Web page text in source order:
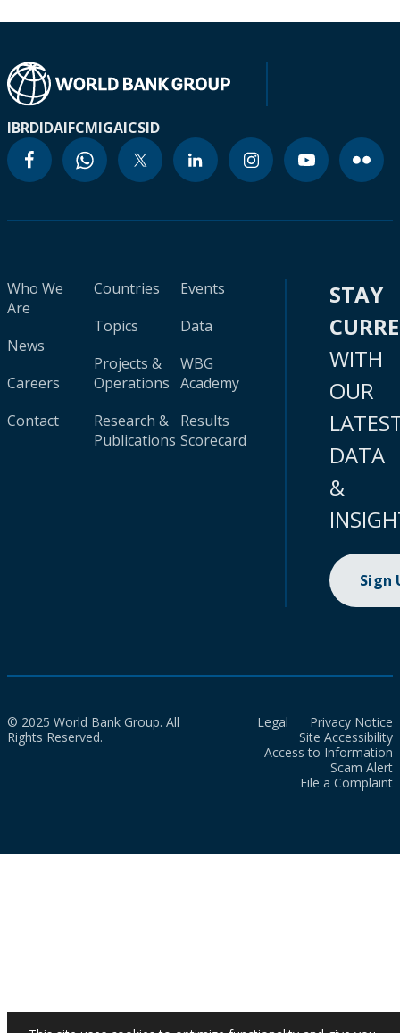
IBRDIDAIFCMIGAICSID
Who We
Are
News
Careers
Contact
Countries
Topics
Projects &
Operations
Research &
Publications
Events
Data
WBG
Academy
Results
Scorecard
STAY
WITH
OUR
DATA
&
Sign
© 2025 World Bank Group. All
Rights Reserved.
Legal
Privacy Notice
Site Accessibility
Access to Information
Scam Alert
File a Complaint